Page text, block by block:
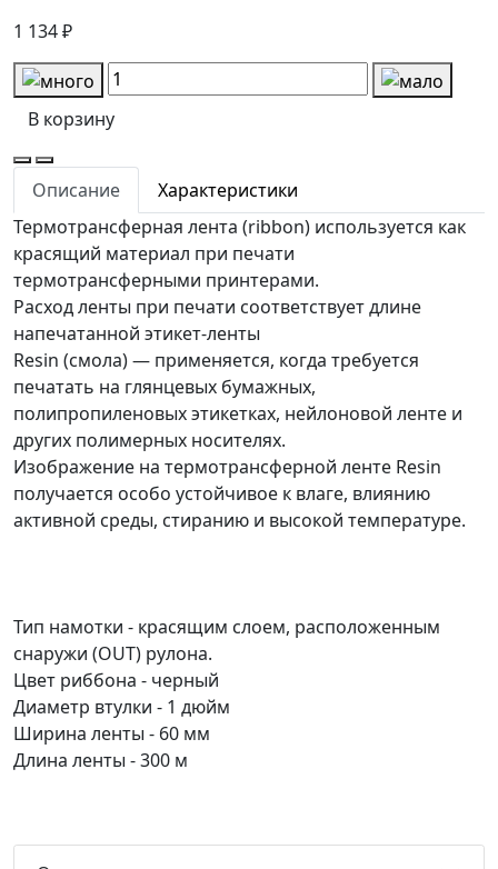
1 134 ₽
В корзину
Описание
Характеристики
Термотрансферная лента (ribbon) используется как
красящий материал при печати
термотрансферными принтерами.
Расход ленты при печати соответствует длине
напечатанной этикет-ленты
Resin (смола) — применяется, когда требуется
печатать на глянцевых бумажных,
полипропиленовых этикетках, нейлоновой ленте и
других полимерных носителях.
Изображение на термотрансферной ленте Resin
получается особо устойчивое к влаге, влиянию
активной среды, стиранию и высокой температуре.
Тип намотки - красящим слоем, расположенным
снаружи (OUT) рулона.
Цвет риббона - черный
Диаметр втулки - 1 дюйм
Ширина ленты - 60 мм
Длина ленты - 300 м